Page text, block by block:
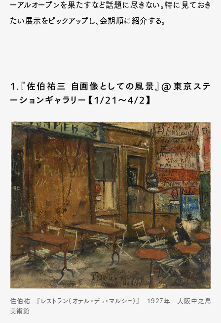
ーアルオープンを果たすなど話題に尽きない。特に見ておき
たい展示をピックアップし、会期順に紹介する。
1.『佐伯祐三 自画像としての風景』@東京ステ
ーションギャラリー【1/21〜4/2】
佐伯祐三『レストラン（オテル・デュ・マルシェ）』 1927年 大阪中之島
美術館